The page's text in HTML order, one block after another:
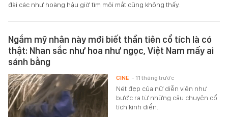
đài các như hoàng hậu giờ tìm mỏi mắt cũng không thấy.
Ngắm mỹ nhân này mới biết thần tiên cổ tích là có
thật: Nhan sắc như hoa như ngọc, Việt Nam mấy ai
sánh bằng
Nét đẹp của nữ diễn viên như
bước ra từ những câu chuyện cổ
tích kinh điển.
CINE - 11 tháng trước